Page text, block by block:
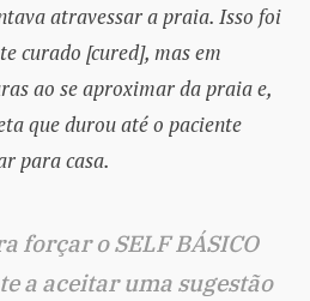
atravessar a praia. Isso foi
curado [cured], mas em
ao se aproximar da praia e,
que durou até o paciente
para casa.
forçar o SELF BÁSICO
a aceitar uma sugestão